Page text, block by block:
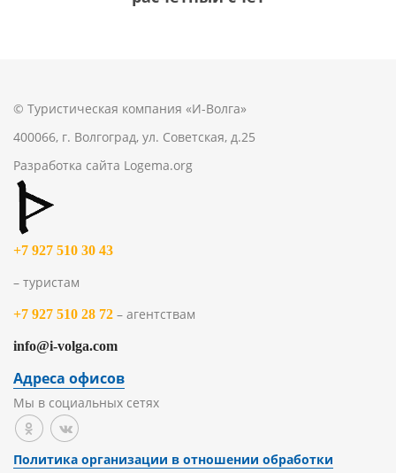
© Туристическая компания «И-Волга»
400066, г. Волгоград, ул. Советская, д.25
Разработка сайта Logema.org
+7 927 510 30 43
– туристам
+7 927 510 28 72 – агентствам
info@i-volga.com
Адреса офисов
Мы в социальных сетях
Политика организации в отношении обработки